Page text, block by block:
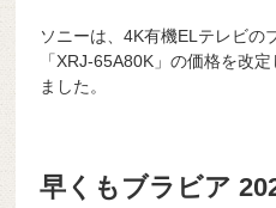
ソニーは、4K有機ELテレビの
「XRJ-65A80K」の価格を改
ました。
早くもブラビア